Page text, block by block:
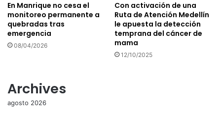
En Manrique no cesa el
monitoreo permanente a
quebradas tras
emergencia
08/04/2026
Con activación de una
Ruta de Atención Medellín
le apuesta la detección
temprana del cáncer de
mama
12/10/2025
Archives
agosto 2026